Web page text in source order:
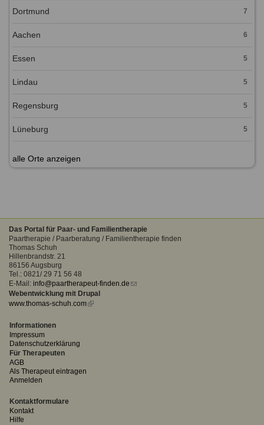
Dortmund 7
Aachen 6
Essen 5
Lindau 5
Regensburg 5
Lüneburg 5
alle Orte anzeigen
Das Portal für Paar- und Familientherapie
Paartherapie / Paarberatung / Familientherapie finden
Thomas Schuh
Hillenbrandstr. 21
86156 Augsburg
Tel.: 0821/ 29 71 56 48
E-Mail: info@paartherapeut-finden.de (link
Webentwicklung mit Drupal
www.thomas-schuh.com(link
Informationen
Impressum
Datenschutzerklärung
Für Therapeuten
AGB
Als Therapeut eintragen
Anmelden
Kontaktformulare
Kontakt
Hilfe